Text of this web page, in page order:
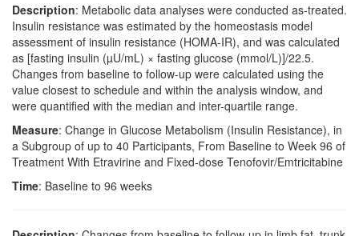
Description: Metabolic data analyses were conducted as-treated.
Insulin resistance was estimated by the homeostasis model
assessment of insulin resistance (HOMA-IR), and was calculated
as [fasting insulin (µU/mL) × fasting glucose (mmol/L)]/22.5.
Changes from baseline to follow-up were calculated using the
value closest to schedule and within the analysis window, and
were quantified with the median and inter-quartile range.
Measure: Change in Glucose Metabolism (Insulin Resistance), in
a Subgroup of up to 40 Participants, From Baseline to Week 96 of
Treatment With Etravirine and Fixed-dose Tenofovir/Emtricitabine
Time: Baseline to 96 weeks